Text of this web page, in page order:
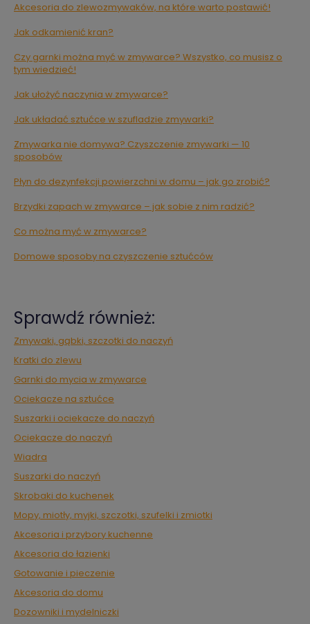
Akcesoria do zlewozmywaków, na które warto postawić!
Jak odkamienić kran?
Czy garnki można myć w zmywarce? Wszystko, co musisz o
tym wiedzieć!
Jak ułożyć naczynia w zmywarce?
Jak układać sztućce w szufladzie zmywarki?
Zmywarka nie domywa? Czyszczenie zmywarki — 10
sposobów
Płyn do dezynfekcji powierzchni w domu – jak go zrobić?
Brzydki zapach w zmywarce – jak sobie z nim radzić?
Co można myć w zmywarce?
Domowe sposoby na czyszczenie sztućców
Sprawdź również:
Zmywaki, gąbki, szczotki do naczyń
Kratki do zlewu
Garnki do mycia w zmywarce
Ociekacze na sztućce
Suszarki i ociekacze do naczyń
Ociekacze do naczyń
Wiadra
Suszarki do naczyń
Skrobaki do kuchenek
Mopy, miotły, myjki, szczotki, szufelki i zmiotki
Akcesoria i przybory kuchenne
Akcesoria do łazienki
Gotowanie i pieczenie
Akcesoria do domu
Dozowniki i mydelniczki